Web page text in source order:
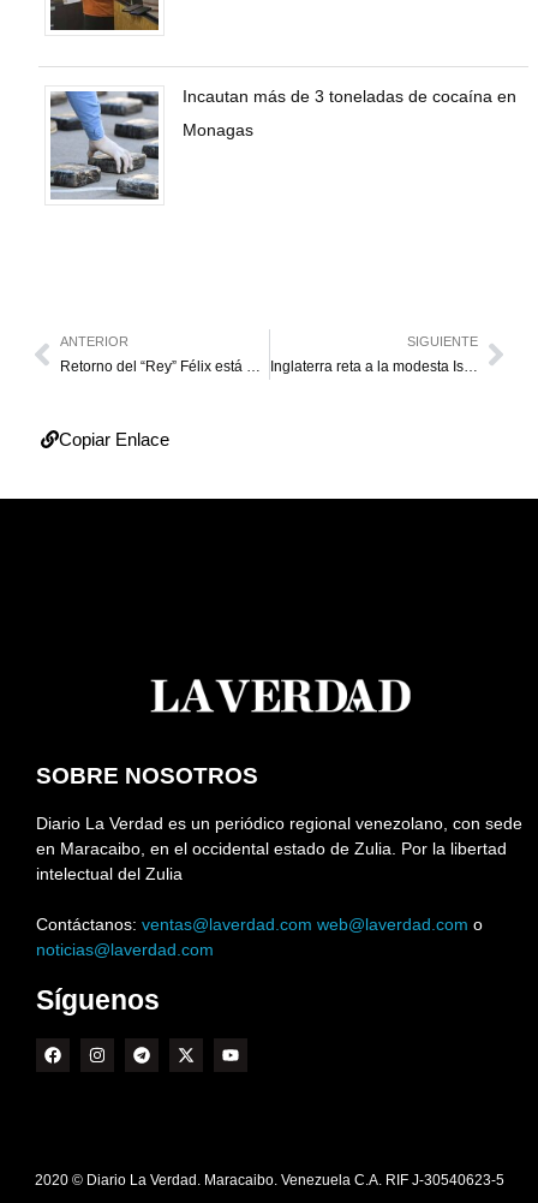
Incautan más de 3 toneladas de cocaína en
Monagas
ANTERIOR
Retorno del “Rey” Félix está pautado para el 12 de julio
SIGUIENTE
Inglaterra reta a la modesta Islandia con la vista en cuartos
Copiar Enlace
SOBRE NOSOTROS
Diario La Verdad es un periódico regional venezolano, con sede
en Maracaibo, en el occidental estado de Zulia. Por la libertad
intelectual del Zulia
Contáctanos: ventas@laverdad.com web@laverdad.com o
noticias@laverdad.com
Síguenos
2020 © Diario La Verdad. Maracaibo. Venezuela C.A. RIF J-30540623-5